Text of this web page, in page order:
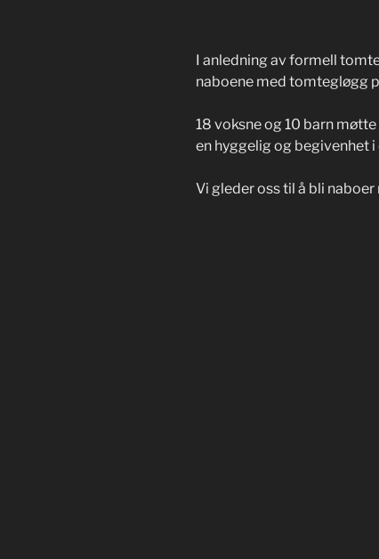
I anledning av formell
naboene med tomtegløgg
18 voksne og 10 barn
en hyggelig og begivenhet
Vi gleder oss til å bli